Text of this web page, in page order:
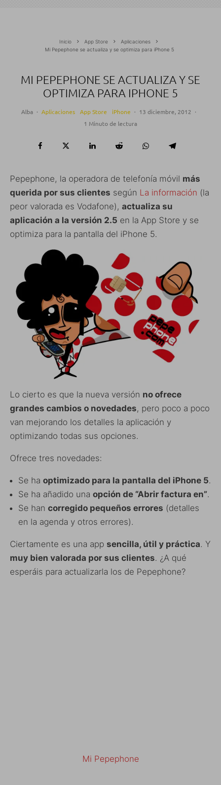
Inicio App Store
Aplicaciones
Mi Pepephone se actualiza y se optimiza para iPhone 5
MI PEPEPHONE SE ACTUALIZA Y SE
OPTIMIZA PARA IPHONE 5
Alba · Aplicaciones App Store iPhone · 13 diciembre, 2012 ·
1 Minuto de lectura
Pepephone, la operadora de telefonía móvil más
querida por sus clientes según La información (la
peor valorada es Vodafone), actualiza su
aplicación a la versión 2.5 en la App Store y se
optimiza para la pantalla del iPhone 5.
Lo cierto es que la nueva versión no ofrece
grandes cambios o novedades, pero poco a poco
van mejorando los detalles la aplicación y
optimizando todas sus opciones.
Ofrece tres novedades:
Se ha optimizado para la pantalla del iPhone 5.
Se ha añadido una opción de “Abrir factura en”.
Se han corregido pequeños errores (detalles
en la agenda y otros errores).
Ciertamente es una app sencilla, útil y práctica. Y
muy bien valorada por sus clientes. ¿A qué
esperáis para actualizarla los de Pepephone?
Mi Pepephone